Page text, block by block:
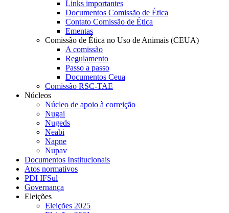
Links importantes
Documentos Comissão de Ética
Contato Comissão de Ética
Ementas
Comissão de Ética no Uso de Animais (CEUA)
A comissão
Regulamento
Passo a passo
Documentos Ceua
Comissão RSC-TAE
Núcleos
Núcleo de apoio à correição
Nugai
Nugeds
Neabi
Napne
Nupav
Documentos Institucionais
Atos normativos
PDI IFSul
Governança
Eleições
Eleições 2025